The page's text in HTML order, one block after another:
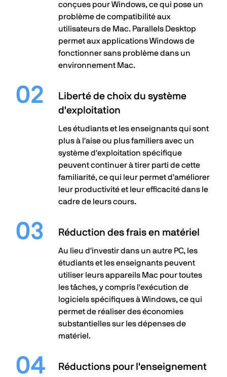
conçues pour Windows, ce qui pose un
problème de compatibilité aux
utilisateurs de Mac. Parallels Desktop
permet aux applications Windows de
fonctionner sans problème dans un
environnement Mac.
Liberté de choix du système
d'exploitation
Les étudiants et les enseignants qui sont
plus à l'aise ou plus familiers avec un
système d'exploitation spécifique
peuvent continuer à tirer parti de cette
familiarité, ce qui leur permet d'améliorer
leur productivité et leur efficacité dans le
cadre de leurs cours.
Réduction des frais en matériel
Au lieu d'investir dans un autre PC, les
étudiants et les enseignants peuvent
utiliser leurs appareils Mac pour toutes
les tâches, y compris l'exécution de
logiciels spécifiques à Windows, ce qui
permet de réaliser des économies
substantielles sur les dépenses de
matériel.
Réductions pour l'enseignement